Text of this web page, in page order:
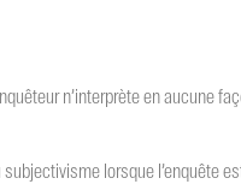
n’interprète en aucune
lorsque l’enquête